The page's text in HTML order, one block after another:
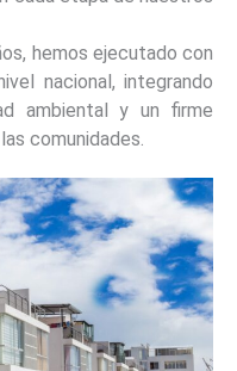
hemos ejecutado con
nacional, integrando
ambiental y un firme
comunidades.